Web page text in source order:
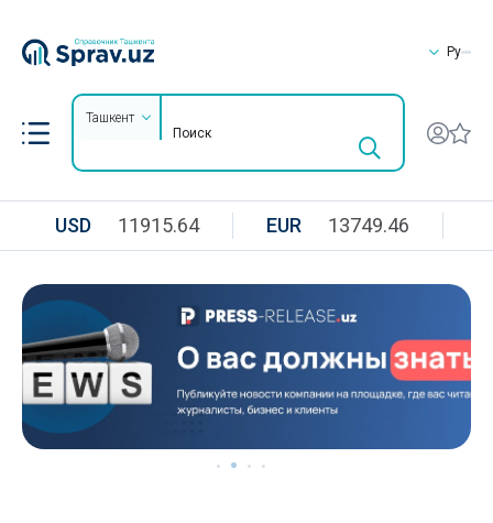
Ру
Ташкент
USD 11915.64 EUR 13749.46